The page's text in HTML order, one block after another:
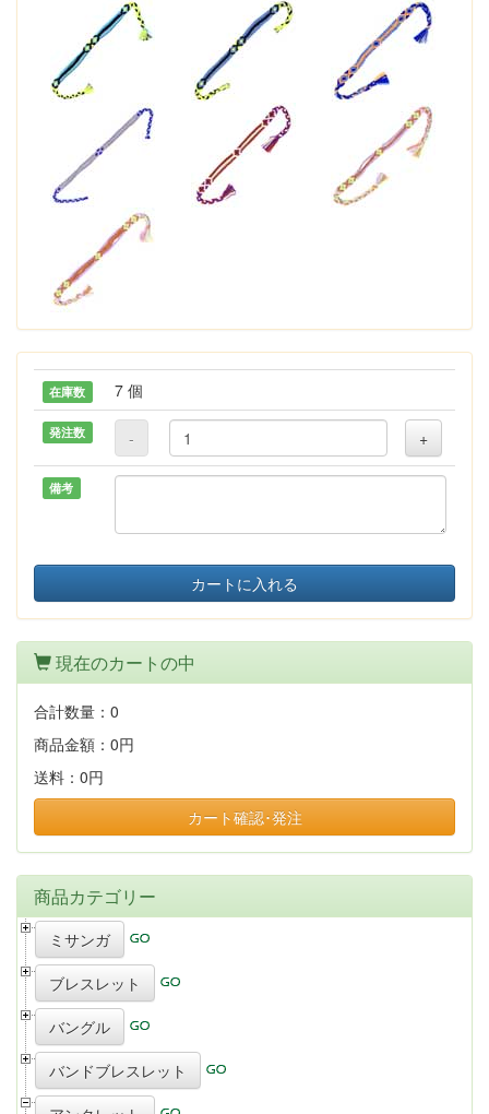
在庫数 7 個
発注数 - +
備考
カートに入れる
現在のカートの中
合計数量： 0
商品金額： 0円
送料： 0円
カート確認･発注
商品カテゴリー
ミサンガ
ブレスレット
バングル
バンドブレスレット